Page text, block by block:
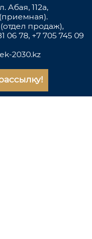
Абая, 112а,
(приемная).
(отдел продаж),
06 78, +7 705 745 09
2030.kz